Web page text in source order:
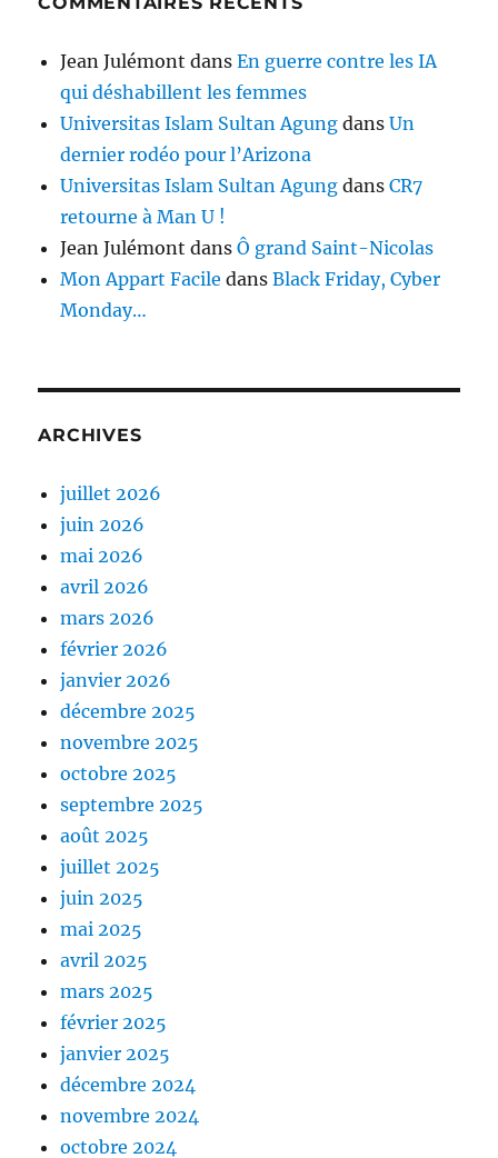
Jean Julémont dansEn guerre contre les IA
qui déshabillent les femmes
Universitas Islam Sultan Agung dansUn
dernier rodéo pour l’Arizona
Universitas Islam Sultan Agung dansCR7
retourne à Man U !
Jean Julémont dansÔ grand Saint-Nicolas
Mon Appart Facile dansBlack Friday, Cyber
Monday…
ARCHIVES
juillet 2026
juin 2026
mai 2026
avril 2026
mars 2026
février 2026
janvier 2026
décembre 2025
novembre 2025
octobre 2025
septembre 2025
août 2025
juillet 2025
juin 2025
mai 2025
avril 2025
mars 2025
février 2025
janvier 2025
décembre 2024
novembre 2024
octobre 2024